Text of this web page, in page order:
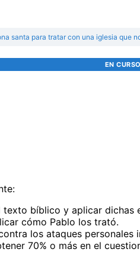
santa para tratar con una iglesia que
EN CURSO
bíblico y aplicar dichas
cómo Pablo los trató.
los ataques personales
70% o más en el